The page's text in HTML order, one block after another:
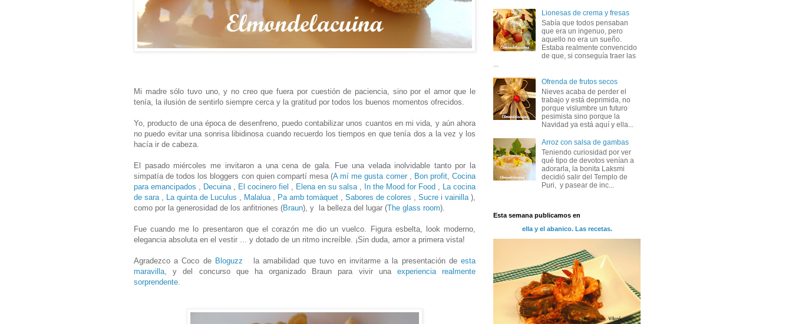
Mi madre sólo tuvo uno, y no creo que fuera por cuestión de paciencia, sino por el amor que le
tenía, la ilusión de sentirlo siempre cerca y la gratitud por todos los buenos momentos ofrecidos.
Yo, producto de una época de desenfreno, puedo contabilizar unos cuantos en mi vida, y aún ahora
no puedo evitar una sonrisa libidinosa cuando recuerdo los tiempos en que tenía dos a la vez y los
hacía ir de cabeza.
El pasado miércoles me invitaron a una cena de gala. Fue una velada inolvidable tanto por la
simpatía de todos los bloggers con quien compartí mesa (A mí me gusta comer, Bon profit,Cocina
para emancipados , Decuina , El cocinero fiel , Elena en su salsa, In the Mood for Food , La cocina
de sara, La quinta de Luculus , Malalua, Pa amb tomàquet , Sabores de colores , Sucre i vainilla),
como por la generosidad de los anfitriones (Braun), y la belleza del lugar (The glass room).
Fue cuando me lo presentaron que el corazón me dio un vuelco. Figura esbelta, look moderno,
elegancia absoluta en el vestir ... y dotado de un ritmo increíble. ¡Sin duda, amor a primera vista!
Agradezco a Coco de Bloguzz la amabilidad que tuvo en invitarme a la presentación deesta
maravilla, y del concurso que ha organizado Braun para vivir una experiencia realmente
sorprendente.
Lionesas de crema y fresas
Sabía que todos pensaban
que era un ingenuo, pero
aquello no era un sueño.
Estaba realmente convencido
de que, si conseguía traer las
Ofrenda de frutos secos
Nieves acaba de perder el
trabajo y está deprimida, no
porque vislumbre un futuro
pesimista sino porque la
Navidad ya está aquí y ella...
Arroz con salsa de gambas
Teniendo curiosidad por ver
qué tipo de devotos venían a
adorarla, la bonita Laksmi
decidió salir del Templo de
Puri, y pasear de inc...
Esta semana publicamos en
ella y el abanico. Las recetas.